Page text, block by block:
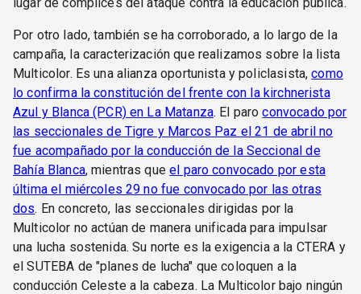
Por otro lado, también se ha corroborado, a lo largo de la
campaña, la caracterización que realizamos sobre la lista
Multicolor. Es una alianza oportunista y policlasista,como
lo confirma la constitución del frente con la kirchnerista
Azul y Blanca (PCR) en La Matanza. El paroconvocado por
las seccionales de Tigre y Marcos Paz el 21 de abril no
fue acompañado por la conducción de la Seccional de
Bahía Blanca, mientras queel paro convocado por esta
última el miércoles 29 no fue convocado por las otras
dos. En concreto, las seccionales dirigidas por la
Multicolor no actúan de manera unificada para impulsar
una lucha sostenida. Su norte es la exigencia a la CTERA y
el SUTEBA de "planes de lucha" que coloquen a la
conducción Celeste a la cabeza. La Multicolor bajo ningún